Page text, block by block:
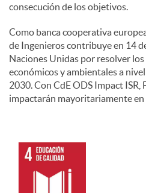
consecución de los objetivos.
Como banca cooperativa
de Ingenieros contribuye en 14
Naciones Unidas por resolver los
económicos y ambientales a
2030. Con CdE ODS Impact ISR,
impactarán mayoritariamente en